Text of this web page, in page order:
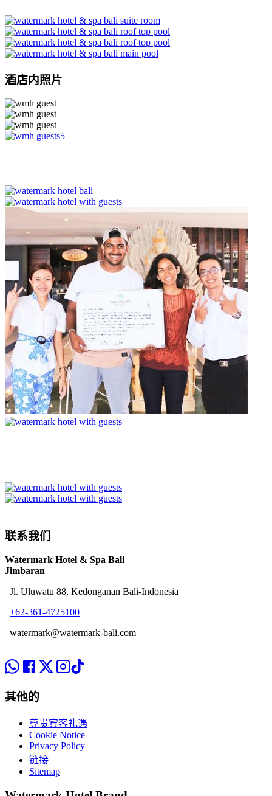
酒店内照片
联系我们
Watermark Hotel & Spa Bali
Jimbaran
Jl. Uluwatu 88, Kedonganan Bali-Indonesia
+62-361-4725100
watermark@watermark-bali.com
其他的
尊贵宾客礼遇
Cookie Notice
Privacy Policy
链接
Sitemap